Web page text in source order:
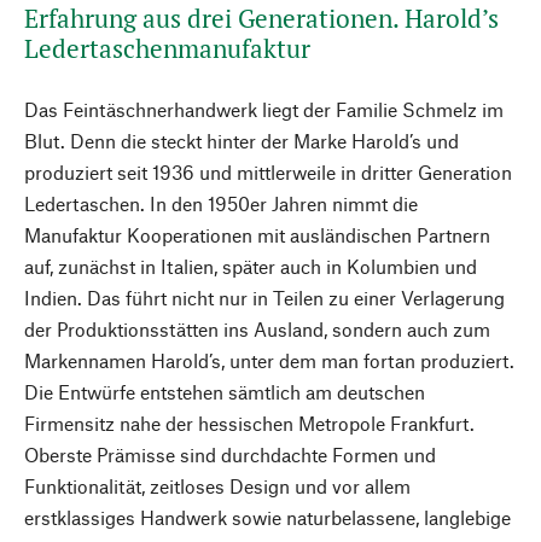
Erfahrung aus drei Generationen. Harold’s
Ledertaschenmanufaktur
Das Feintäschnerhandwerk liegt der Familie Schmelz im
Blut. Denn die steckt hinter der Marke Harold’s und
produziert seit 1936 und mittlerweile in dritter Generation
Ledertaschen. In den 1950er Jahren nimmt die
Manufaktur Kooperationen mit ausländischen Partnern
auf, zunächst in Italien, später auch in Kolumbien und
Indien. Das führt nicht nur in Teilen zu einer Verlagerung
der Produktionsstätten ins Ausland, sondern auch zum
Markennamen Harold’s, unter dem man fortan produziert.
Die Entwürfe entstehen sämtlich am deutschen
Firmensitz nahe der hessischen Metropole Frankfurt.
Oberste Prämisse sind durchdachte Formen und
Funktionalität, zeitloses Design und vor allem
erstklassiges Handwerk sowie naturbelassene, langlebige